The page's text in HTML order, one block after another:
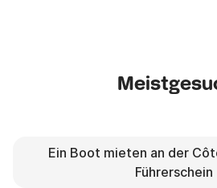
Ein Boot mieten an der
Führerschein